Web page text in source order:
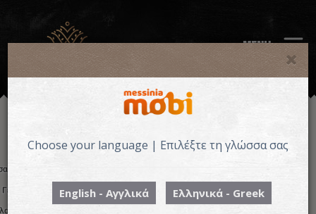
MENU
Choose your language | Επιλέξτε τη γλώσσα σας
English - Αγγλικά Ελληνικά - Greek